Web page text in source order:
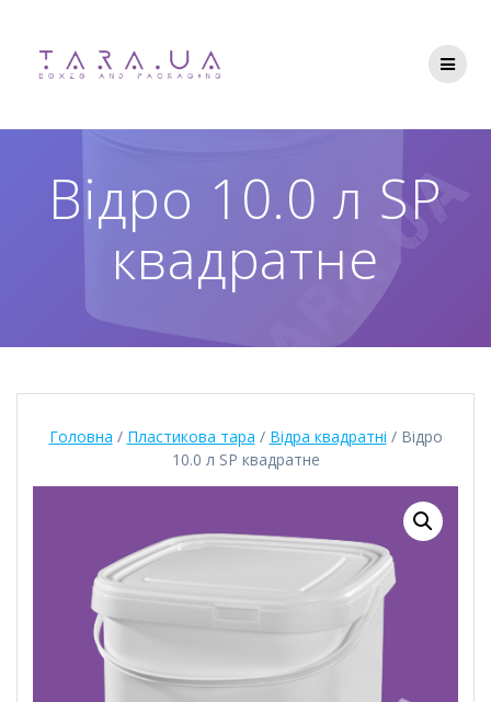
Відро 10.0 л SР
квадратне
Головна / Пластикова тара / Відра квадратні / Відро
10.0 л SР квадратне